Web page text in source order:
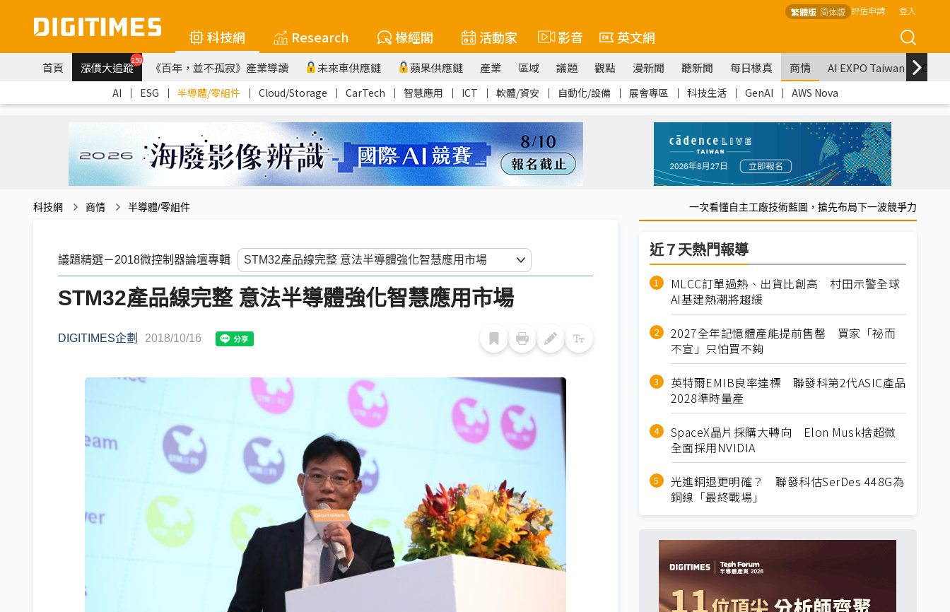
繁體版 简体版 評估申請 登入
科技網 Research 椽經閣 活動家 影音 英文網
首頁 漲價大追蹤259 《百年，並不孤寂》產業導讀 未來車供應鏈 蘋果供應鏈 產業 區域 議題 觀點 漫新聞 聽新聞 每日椽真 商情 AI EXPO Taiwan
AI ｜ ESG ｜ 半導體/零組件 ｜ Cloud/Storage ｜ CarTech ｜ 智慧應用 ｜ ICT ｜ 軟體/資安 ｜ 自動化/設備 ｜ 展會專區 ｜ 科技生活 ｜ GenAI ｜ AWS Nova
科技網 商情 半導體/零組件 一次看懂自主工廠技術藍圖，搶先布局下一波競爭力
議題精選－2018微控制器論壇專輯
STM32產品線完整 意法半導體強化智慧應用市場
DIGITIMES企劃 2018/10/16
近７天熱門報導
MLCC訂單過熱、出貨比創高 村田示警全球
AI基建熱潮將趨緩
2027全年記憶體產能提前售罄 買家「祕而
不宣」只怕買不夠
英特爾EMIB良率達標 聯發科第2代ASIC產品
2028準時量產
SpaceX晶片採購大轉向 Elon Musk捨超微
全面採用NVIDIA
光進銅退更明確？ 聯發科估SerDes 448G為
銅線「最終戰場」